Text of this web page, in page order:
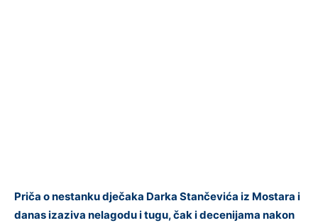
Priča o nestanku dječaka Darka Stančevića iz Mostara i
danas izaziva nelagodu i tugu, čak i decenijama nakon